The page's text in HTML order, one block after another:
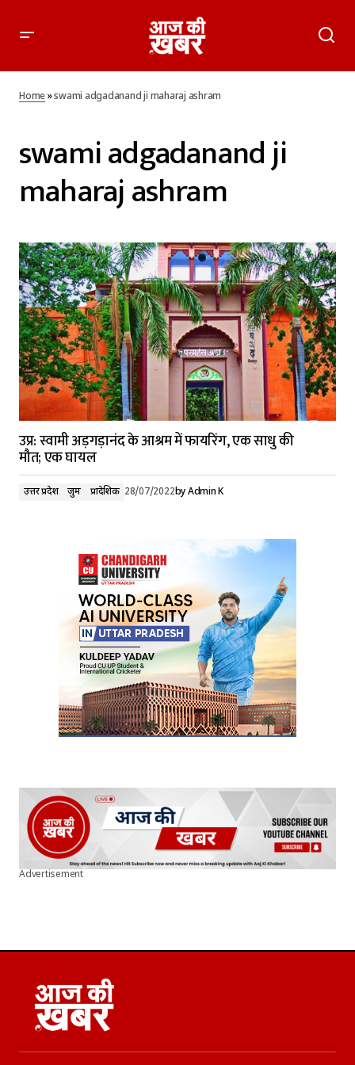
Home»swami adgadanand ji maharaj ashram
swami adgadanand ji
maharaj ashram
उप्र: स्वामी अड़गड़ानंद के आश्रम में फायरिंग, एक साधु की
मौत; एक घायल
उत्तर प्रदेश जुर्म प्रादेशिक 28/07/2022byAdmin K
Advertisement